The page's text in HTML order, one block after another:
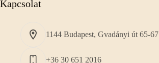
Kapcsolat
1144 Budapest, Gvadányi út 65-67
+36 30 651 2016